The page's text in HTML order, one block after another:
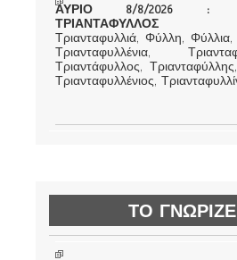
ΑΥΡΙΟ 8/8/2026 :
ΤΡΙΑΝΤΑΦΥΛΛΟΣ
Τριανταφυλλιά, Φύλλη,
Τριανταφυλλένια,
Τριαντάφυλλος,
Τριανταφυλλένιος,
ΤΟ